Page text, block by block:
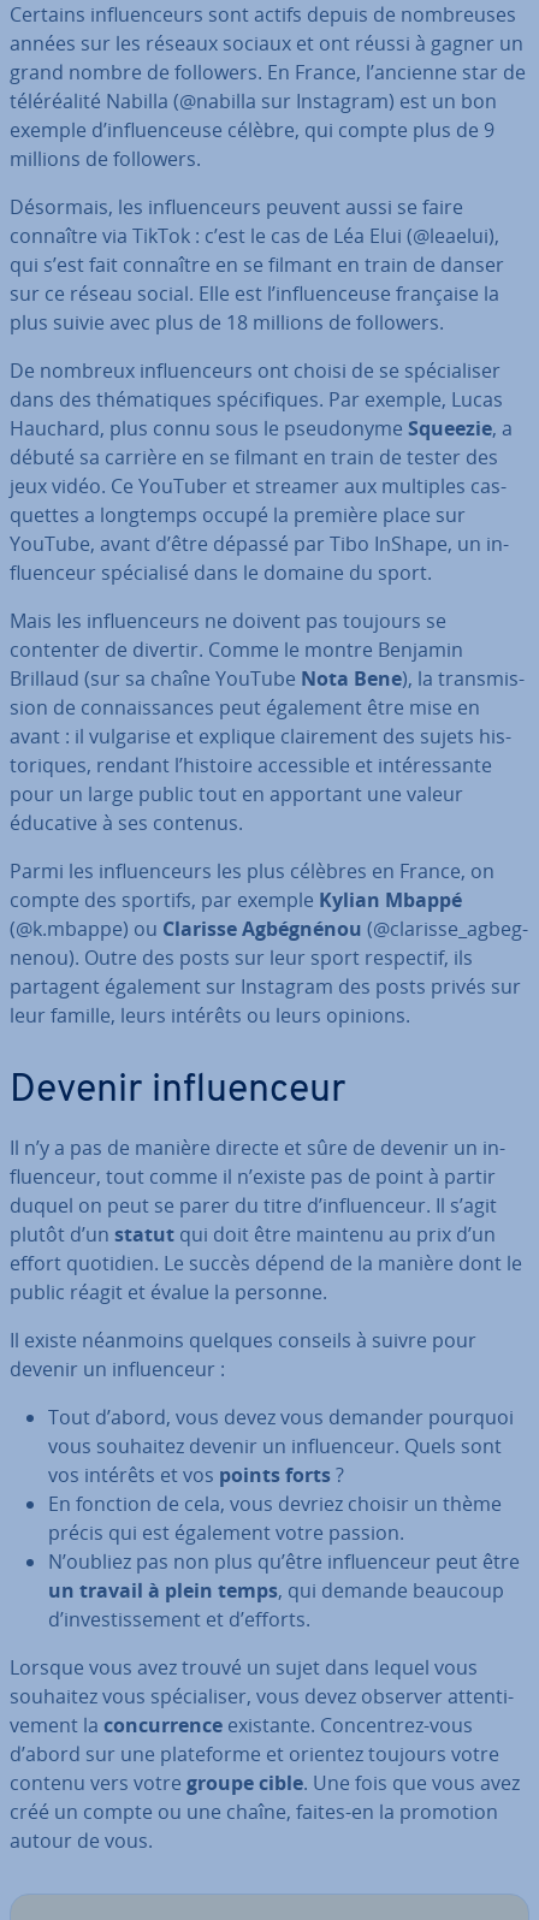
Certains in­fluen­ceurs sont actifs depuis de nom­breuses
années sur les réseaux sociaux et ont réussi à gagner un
grand nombre de followers. En France, l’ancienne star de
té­lé­réa­lité Nabilla (@nabilla sur Instagram) est un bon
exemple d’in­fluen­ceuse célèbre, qui compte plus de 9
millions de followers.
Désormais, les in­fluen­ceurs peuvent aussi se faire
connaître via TikTok : c’est le cas de Léa Elui (@leaelui),
qui s’est fait connaître en se filmant en train de danser
sur ce réseau social. Elle est l’in­fluen­ceuse française la
plus suivie avec plus de 18 millions de followers.
De nombreux in­fluen­ceurs ont choisi de se spé­cia­li­ser
dans des thé­ma­tiques spé­ci­fiques. Par exemple, Lucas
Hauchard, plus connu sous le pseu­do­nyme Squeezie, a
débuté sa carrière en se filmant en train de tester des
jeux vidéo. Ce YouTuber et streamer aux multiples cas­
quettes a longtemps occupé la première place sur
YouTube, avant d’être dépassé par Tibo InShape, un in­
fluen­ceur spé­cia­lisé dans le domaine du sport.
Mais les in­fluen­ceurs ne doivent pas toujours se
contenter de divertir. Comme le montre Benjamin
Brillaud (sur sa chaîne YouTube Nota Bene), la trans­mis­
sion de con­nais­sances peut également être mise en
avant : il vulgarise et explique clai­re­ment des sujets his­
to­riques, rendant l’histoire ac­ces­sible et in­té­res­sante
pour un large public tout en apportant une valeur
éducative à ses contenus.
Parmi les in­fluen­ceurs les plus célèbres en France, on
compte des sportifs, par exemple Kylian Mbappé
(@k.mbappe) ou Clarisse Ag­bég­né­nou (@clarisse_ag­beg­
ne­nou). Outre des posts sur leur sport respectif, ils
partagent également sur Instagram des posts privés sur
leur famille, leurs intérêts ou leurs opinions.
Devenir in­fluen­ceur
Il n’y a pas de manière directe et sûre de devenir un in­
fluen­ceur, tout comme il n’existe pas de point à partir
duquel on peut se parer du titre d’in­fluen­ceur. Il s’agit
plutôt d’un statut qui doit être maintenu au prix d’un
effort quotidien. Le succès dépend de la manière dont le
public réagit et évalue la personne.
Il existe néanmoins quelques conseils à suivre pour
devenir un in­fluen­ceur :
Tout d’abord, vous devez vous demander pourquoi
vous souhaitez devenir un in­fluen­ceur. Quels sont
vos intérêts et vos points forts?
En fonction de cela, vous devriez choisir un thème
précis qui est également votre passion.
N’oubliez pas non plus qu’être in­fluen­ceur peut être
un travail à plein temps, qui demande beaucoup
d’in­ves­tis­se­ment et d’efforts.
Lorsque vous avez trouvé un sujet dans lequel vous
souhaitez vous spé­cia­li­ser, vous devez observer at­ten­ti­
ve­ment la con­cur­rence existante. Con­cen­trez-vous
d’abord sur une pla­te­forme et orientez toujours votre
contenu vers votre groupe cible. Une fois que vous avez
créé un compte ou une chaîne, faites-en la promotion
autour de vous.